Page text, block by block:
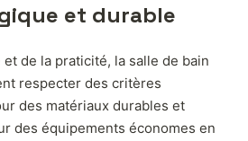
et durable
de la praticité, la salle de bain
respecter des critères
des matériaux durables et
des équipements économes en